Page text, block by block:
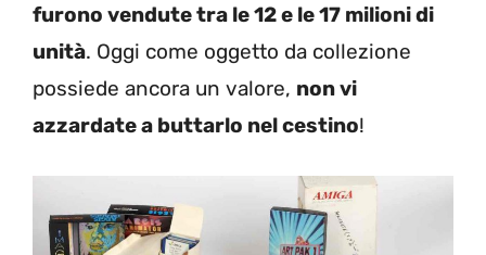
furono vendute tra le 12 e le 17 milioni di
unità. Oggi come oggetto da collezione
possiede ancora un valore, non vi
azzardate a buttarlo nel cestino!